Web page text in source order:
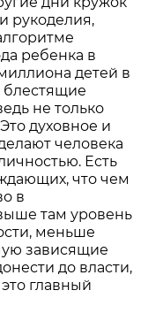
рукоделия,
ребенка в
детей в
блестящие
не только
духовное и
человека
Есть
что чем
в
там уровень
меньше
зависящие
до власти,
главный